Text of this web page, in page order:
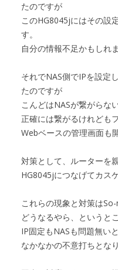
たのですが
このHG8045jにはその設
す。
自分の情報不足かもしれ
それでNAS側でIPを設定
たのですが
こんどはNASが繋がらな
正確には繋がるけれども
Webベースの管理画面も
対策として、ルーターを
HG8045jにつなげてカス
これらの現象と対策はSo-
どうなるやら、というと
IP固定もNASも問題無い
なかなかの不意打ちとな